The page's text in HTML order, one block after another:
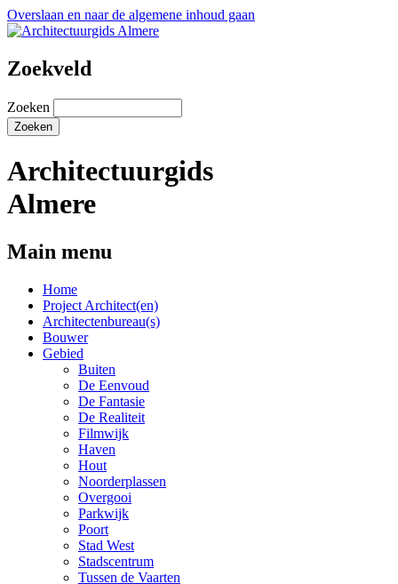
Overslaan en naar de algemene inhoud gaan
Zoekveld
Zoeken
Architectuurgids
Almere
Main menu
Home
Project Architect(en)
Architectenbureau(s)
Bouwer
Gebied
Buiten
De Eenvoud
De Fantasie
De Realiteit
Filmwijk
Haven
Hout
Noorderplassen
Overgooi
Parkwijk
Poort
Stad West
Stadscentrum
Tussen de Vaarten